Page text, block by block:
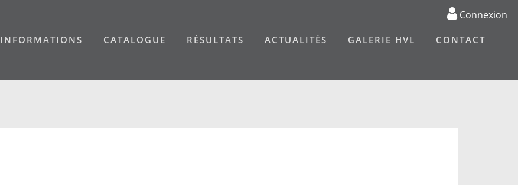
INFORMATIONS CATALOGUE RÉSULTATS ACTUALITÉS GALERIE HVL CONTACT
Connexion